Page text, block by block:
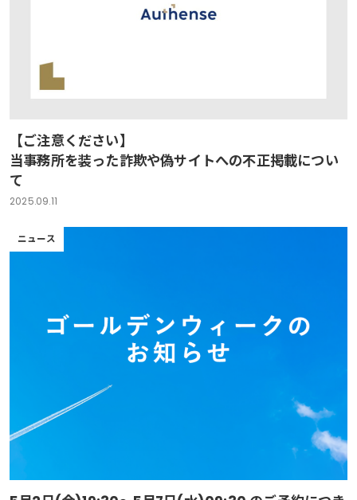
【ご注意ください】
当事務所を装った詐欺や偽サイトへの不正掲載につい
て
2025.09.11
ニュース